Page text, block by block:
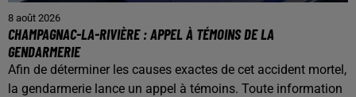
8 août 2026
CHAMPAGNAC-LA-RIVIÈRE : APPEL À TÉMOINS DE LA
GENDARMERIE
Afin de déterminer les causes exactes de cet accident mortel,
la gendarmerie lance un appel à témoins. Toute information